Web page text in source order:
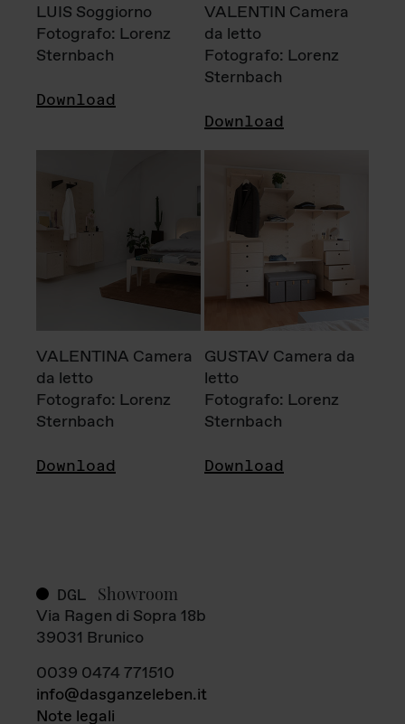
LUIS Soggiorno
Fotografo: Lorenz
Sternbach
Download
VALENTIN Camera
da letto
Fotografo: Lorenz
Sternbach
Download
VALENTINA Camera
da letto
Fotografo: Lorenz
Sternbach
Download
GUSTAV Camera da
letto
Fotografo: Lorenz
Sternbach
Download
DGL Showroom
Via Ragen di Sopra 18b
39031 Brunico
0039 0474 771510
info@dasganzeleben.it
Note legali